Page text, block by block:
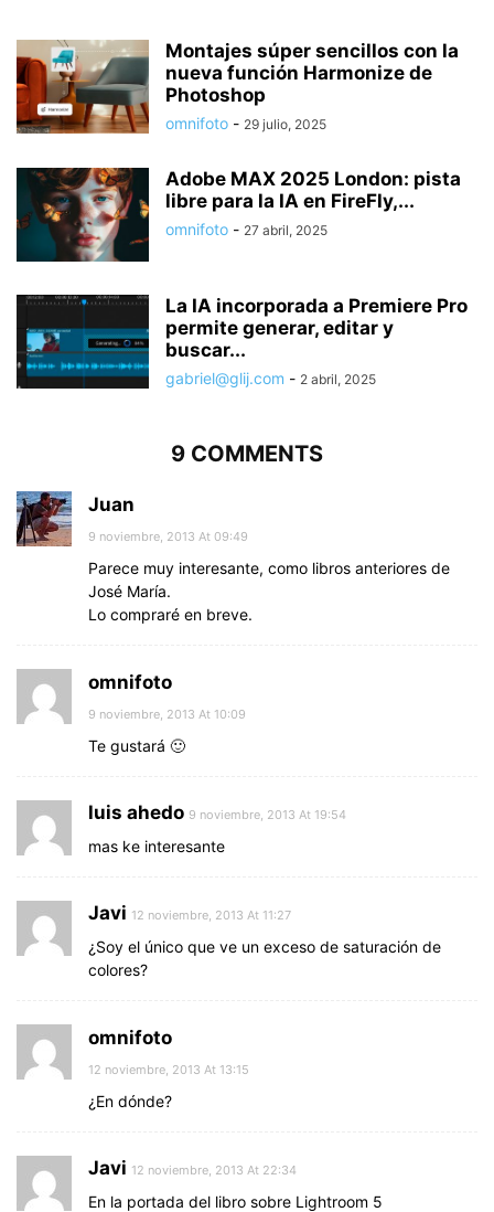
Montajes súper sencillos con la
nueva función Harmonize de
Photoshop
omnifoto - 29 julio, 2025
Adobe MAX 2025 London: pista
libre para la IA en FireFly,...
omnifoto - 27 abril, 2025
La IA incorporada a Premiere Pro
permite generar, editar y
buscar...
gabriel@glij.com - 2 abril, 2025
9 COMMENTS
Juan
9 noviembre, 2013 At 09:49
Parece muy interesante, como libros anteriores de
José María.
Lo compraré en breve.
omnifoto
9 noviembre, 2013 At 10:09
Te gustará 🙂
luis ahedo 9 noviembre, 2013 At 19:54
mas ke interesante
Javi 12 noviembre, 2013 At 11:27
¿Soy el único que ve un exceso de saturación de
colores?
omnifoto
12 noviembre, 2013 At 13:15
¿En dónde?
Javi 12 noviembre, 2013 At 22:34
En la portada del libro sobre Lightroom 5